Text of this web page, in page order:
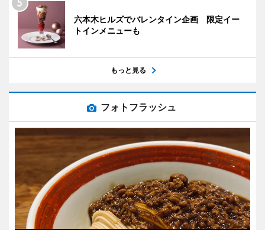
六本木ヒルズでバレンタイン企画 限定イー
トインメニューも
もっと見る
フォトフラッシュ